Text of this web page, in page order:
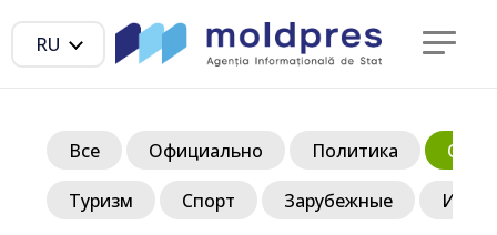
RU
Все Официально Политика
Туризм Спорт Зарубежные